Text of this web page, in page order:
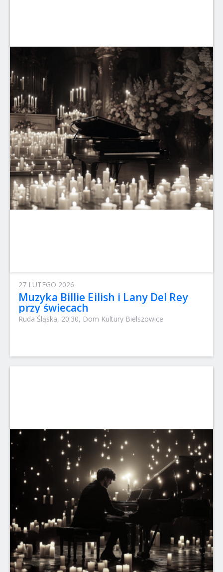
27 LUTEGO 2026
Muzyka Billie Eilish i Lany Del Rey
przy świecach
Ruda Śląska, 20:30, Dom Kultury Bielszowice